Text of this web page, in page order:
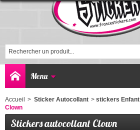
Menu
Accueil > Sticker Autocollant > stickers Enfant
Clown
Stickers autocollant Clown